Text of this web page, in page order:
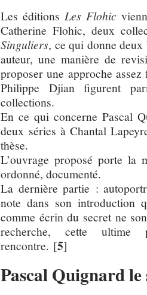
Les éditions Les Flohic
Catherine Flohic, deux
Singuliers, ce qui donne deux
auteur, une manière de
proposer une approche
Philippe Djian figurent
collections.
En ce qui concerne Pascal
deux séries à Chantal
thèse.
L’ouvrage proposé porte la
ordonné, documenté.
La dernière partie :
note dans son introduction
comme écrin du secret ne
recherche, cette ultime
rencontre. [5]
Pascal Quignard